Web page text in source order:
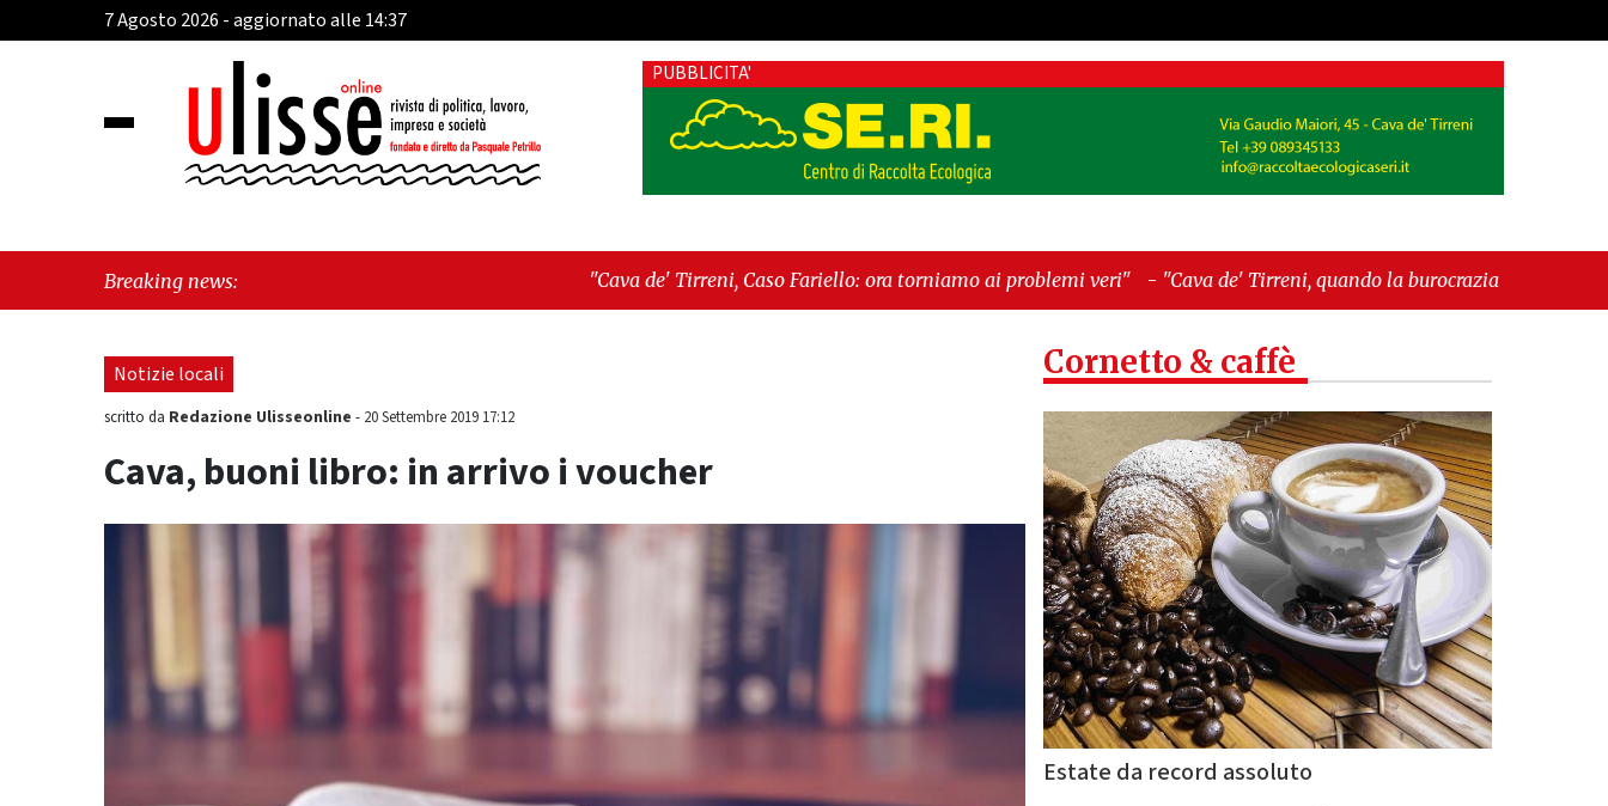
7 Agosto 2026 - aggiornato alle 14:37
PUBBLICITA'
Breaking news: "Cava de' Tirreni, Caso Fariello: ora torniamo ai problemi veri" -"Cava de' Tirreni, quando la burocrazia dimentica perché
esiste"
Notizie locali
scritto da Redazione Ulisseonline - 20 Settembre 2019 17:12
Cava, buoni libro: in arrivo i voucher
Cornetto & caffè
Estate da record assoluto